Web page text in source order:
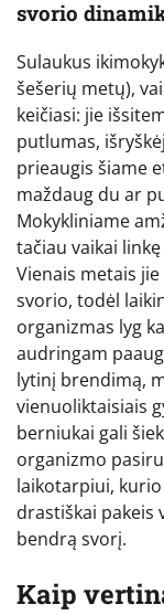
svorio
Sulaukus
šešerių metų),
keičiasi: jie
putlumas,
prieaugis šiame
maždaug du ar
Mokykliniame
tačiau vaikai
Vienais metais
svorio, todėl
organizmas lyg
audringam
lytinį brendimą,
vienuoliktaisiais
berniukai gali
organizmo
laikotarpiui,
drastiškai pakeis
bendrą svorį.
Kaip